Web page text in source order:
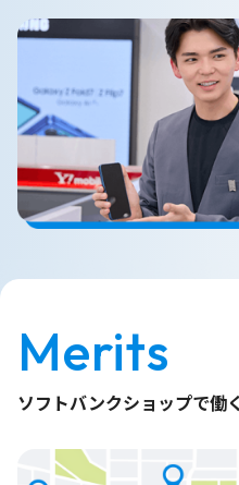
Merits
ソフトバンクショップで働